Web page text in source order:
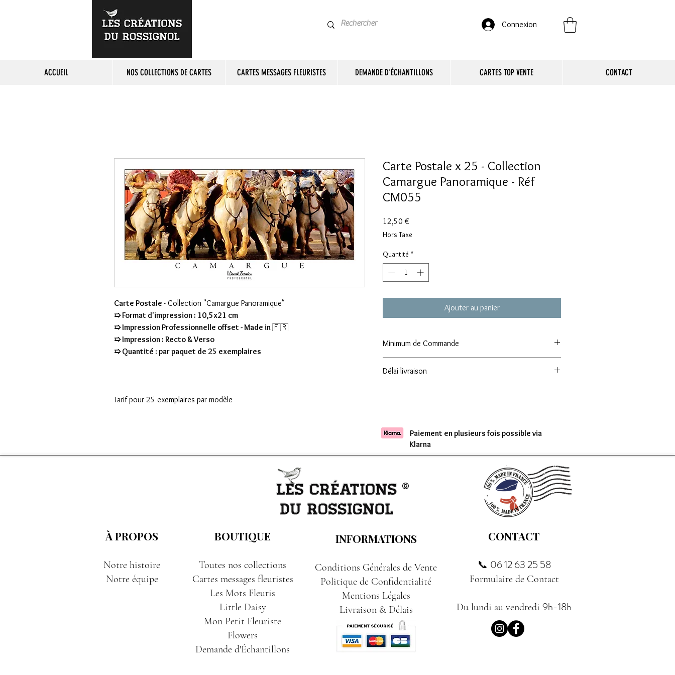
Connexion
ACCUEIL NOS COLLECTIONS DE CARTES CARTES MESSAGES FLEURISTES DEMANDE D'ÉCHANTILLONS CARTES TOP VENTE CONTACT
Carte Postale - Collection "Camargue Panoramique"
➯ Format d'impression : 10,5x21 cm
➯ Impression Professionnelle offset - Made in🇫🇷
➯ Impression : Recto & Verso
➯ Quantité : par paquet de 25 exemplaires
Tarif pour 25 exemplaires par modèle
Carte Postale x 25 - Collection
Camargue Panoramique - Réf
CM055
12,50 €
Hors Taxe
Quantité *
Ajouter au panier
Minimum de Commande
Délai livraison
Paiement en plusieurs fois possible via
Klarna
À PROPOS
Notre histoire
Notre équipe
BOUTIQUE
Toutes nos collections
Cartes messages fleuristes
Les Mots Fleuris
Little Daisy
Mon Petit Fleuriste
Flowers
Demande d'Échantillons
INFORMATIONS
Conditions Générales de Vente
Politique de Confidentialité
Mentions Légales
Livraison & Délais
CONTACT
📞 06 12 63 25 58
Formulaire de Contact
Du lundi au vendredi 9h-18h